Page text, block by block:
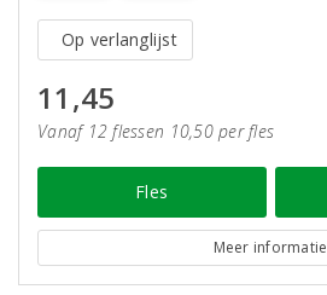
Op verlanglijst
11,45
Vanaf 12 flessen 10,50 per fles
Fles
Meer informatie